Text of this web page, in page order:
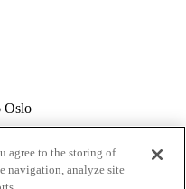
Oslo
agree to the storing of
navigation, analyze site